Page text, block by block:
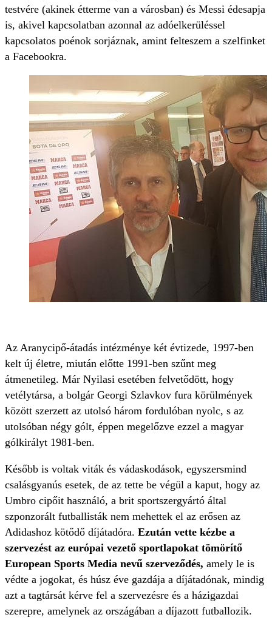
testvére (akinek étterme van a városban) és Messi édesapja
is, akivel kapcsolatban azonnal az adóelkerüléssel
kapcsolatos poénok sorjáznak, amint felteszem a szelfinket
a Facebookra.
Az Aranycipő-átadás intézménye két évtizede, 1997-ben
kelt új életre, miután előtte 1991-ben szűnt meg
átmenetileg. Már Nyilasi esetében felvetődött, hogy
vetélytársa, a bolgár Georgi Szlavkov fura körülmények
között szerzett az utolsó három fordulóban nyolc, s az
utolsóban négy gólt, éppen megelőzve ezzel a magyar
gólkirályt 1981-ben.
Később is voltak viták és vádaskodások, egyszersmind
csalásgyanús esetek, de az tette be végül a kaput, hogy az
Umbro cipőit használó, a brit sportszergyártó által
szponzorált futballisták nem mehettek el az erősen az
Adidashoz kötődő díjátadóra. Ezután vette kézbe a
szervezést az európai vezető sportlapokat tömörítő
European Sports Media nevű szerveződés, amely le is
védte a jogokat, és húsz éve gazdája a díjátadónak, mindig
azt a tagtársát kérve fel a szervezésre és a házigazdai
szerepre, amelynek az országában a díjazott futballozik.